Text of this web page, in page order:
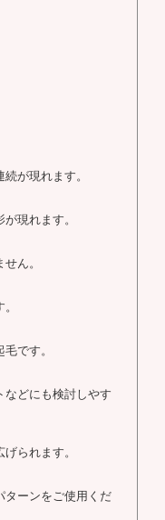
が現れます。
現れます。
ん。
です。
などにも検討しやす
られます。
ターンをご使用くだ